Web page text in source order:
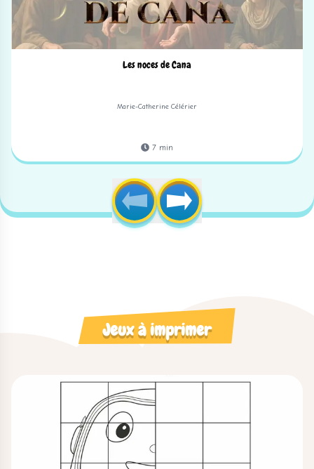
Les noces de Cana
Marie-Catherine Célérier
7 min
Jeux à imprimer